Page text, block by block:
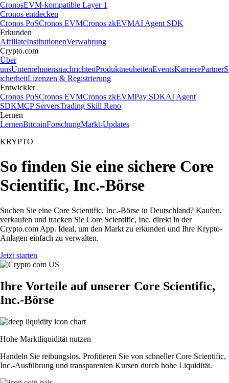
CronosEVM-kompatible Layer 1
Cronos entdecken
Cronos PoSCronos EVMCronos zkEVMAI Agent SDK
Erkunden
AffiliateInstitutionenVerwahrung
Crypto.com
Über
unsUnternehmensnachrichtenProduktneuheitenEventsKarrierePartnerS
icherheitLizenzen & Registrierung
Entwickler
Cronos PoSCronos EVMCronos zkEVMPay SDKAI Agent
SDKMCP ServersTrading Skill Repo
Lernen
LernenBitcoinForschungMarkt-Updates
KRYPTO
So finden Sie eine sichere Core
Scientific, Inc.-Börse
Suchen Sie eine Core Scientific, Inc.-Börse in Deutschland? Kaufen,
verkaufen und tracken Sie Core Scientific, Inc. direkt in der
Crypto.com App. Ideal, um den Markt zu erkunden und Ihre Krypto-
Anlagen einfach zu verwalten.
Jetzt starten
Ihre Vorteile auf unserer Core Scientific,
Inc.-Börse
Hohe Marktliquidität nutzen
Handeln Sie reibungslos. Profitieren Sie von schneller Core Scientific,
Inc.-Ausführung und transparenten Kursen durch hohe Liquidität.